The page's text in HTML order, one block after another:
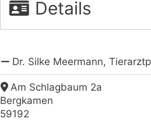
Details
Dr. Silke Meermann,
Am Schlagbaum 2a
Bergkamen
59192